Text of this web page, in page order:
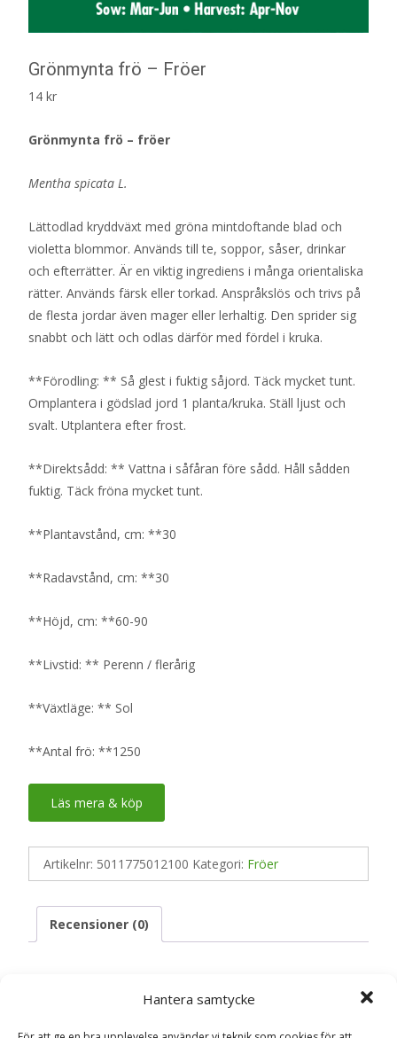
Hantera samtycke
Grönmynta frö – Fröer
14 kr
Grönmynta frö – fröer
Mentha spicata L.
Lättodlad kryddväxt med gröna mintdoftande blad och
violetta blommor. Används till te, soppor, såser, drinkar
och efterrätter. Är en viktig ingrediens i många orientaliska
rätter. Används färsk eller torkad. Anspråkslös och trivs på
de flesta jordar även mager eller lerhaltig. Den sprider sig
snabbt och lätt och odlas därför med fördel i kruka.
**Förodling: ** Så glest i fuktig såjord. Täck mycket tunt.
Omplantera i gödslad jord 1 planta/kruka. Ställ ljust och
svalt. Utplantera efter frost.
**Direktsådd: ** Vattna i såfåran före sådd. Håll sådden
fuktig. Täck fröna mycket tunt.
**Plantavstånd, cm: **30
**Radavstånd, cm: **30
**Höjd, cm: **60-90
**Livstid: ** Perenn / flerårig
**Växtläge: ** Sol
**Antal frö: **1250
Läs mera & köp
Artikelnr: 5011775012100 Kategori: Fröer
Recensioner (0)
Recensioner